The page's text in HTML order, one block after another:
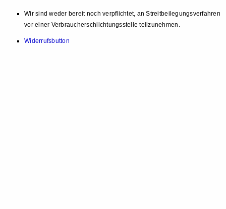
Wir sind weder bereit noch verpflichtet, an Streitbeilegungsverfahren
vor einer Verbraucherschlichtungsstelle teilzunehmen.
Widerrufsbutton